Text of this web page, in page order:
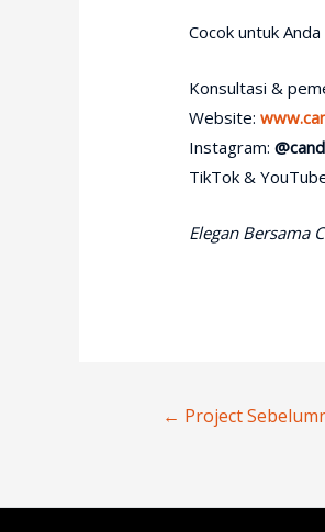
Cocok untuk
Konsultasi &
Website:
Instagram:
TikTok &
Elegan Bersama
Navigasi
← Project